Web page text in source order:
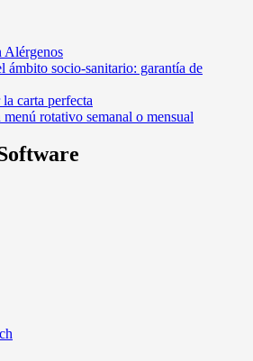
Alérgenos
ámbito socio-sanitario: garantía de
carta perfecta
rotativo semanal o mensual